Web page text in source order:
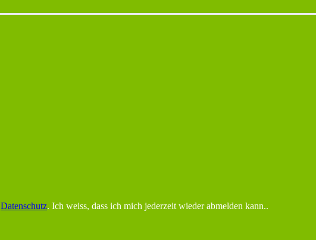
Datenschutz. Ich weiss, dass ich mich jederzeit wieder abmelden kann..